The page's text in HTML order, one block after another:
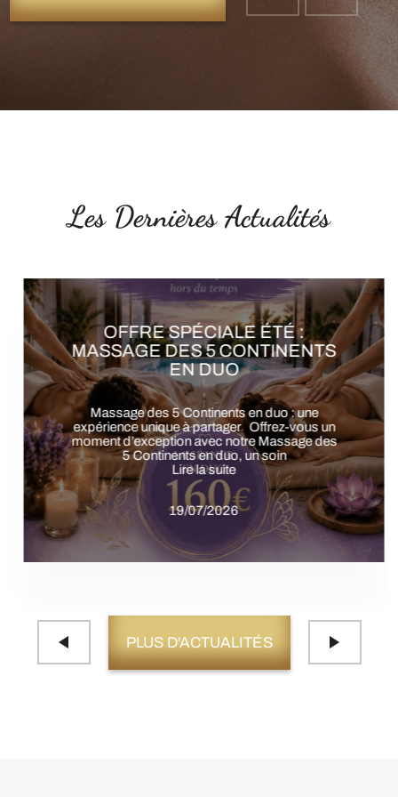
Les Dernières Actualités
OFFRE SPÉCIALE ÉTÉ : SOIN
ÉNERGÉTIQUE 6ÈME
CONTINENT EN DUO
Offre spéciale été: Soin du 6ᵉ Continent en duo
Une expérience unique à partager à Gémenos
Offrez-vous une parenthèse de
Lire la suite
19/07/2026
PLUS D'ACTUALITÉS